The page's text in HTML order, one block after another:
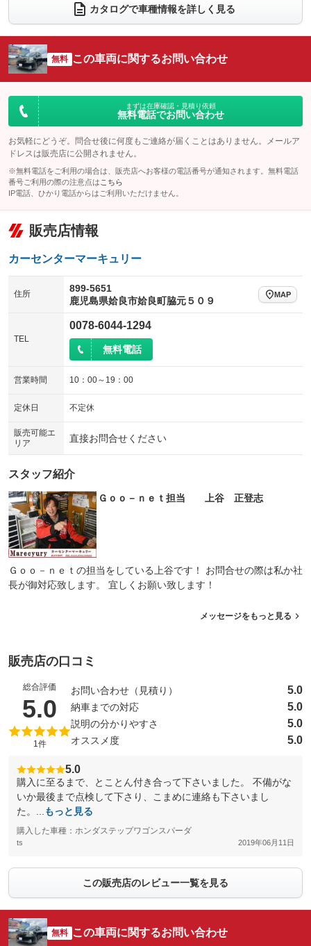
電動リアゲート フロントカメラ
：装備なし
：装備なし ：装備なし
サイドカメラ
：装備なし ルーフレール
：装備なし
：装備なし
：装備なし
カタログで車種情報を詳しく見る
無料 この車両に関するお問い合わせ
まずは在庫確認・見積り依頼
無料電話でお問い合わせ
お気軽にどうぞ。問合せ後に何度もご連絡が届くことはありません。メールア
ドレスは販売店に公開されません。
※無料電話をご利用の場合は、販売店へお客様の電話番号が通知されます。無料電話
番号ご利用の際の注意点は こちら
IP電話、ひかり電話からはご利用いただけません。
販売店情報
カーセンターマーキュリー
住所
899-5651
鹿児島県姶良市姶良町脇元５０９
MAP
TEL
0078-6044-1294
無料電話
営業時間 10：00～19：00
定休日 不定休
販売可能エ
リア
直接お問合せください
スタッフ紹介
Ｇｏｏ－ｎｅｔ担当 上谷 正登志
Ｇｏｏ－ｎｅｔの担当をしている上谷です！ お問合せの際は私か社
長が御対応致します。 宜しくお願い致します！
メッセージをもっと見る
販売店の口コミ
総合評価
5.0 （5点満点中）
1件
お問い合わせ（見積り） 5.0
納車までの対応 5.0
説明の分かりやすさ 5.0
オススメ度 5.0
5.0
購入に至るまで、とことん付き合って下さいました。 不備がな
いか最後まで点検して下さり、こまめに連絡も下さいまし
た。...
もっと見る
購入した車種：ホンダステップワゴンスパーダ
ts 2019年06月11日
この販売店のレビュー一覧を見る
無料 この車両に関するお問い合わせ